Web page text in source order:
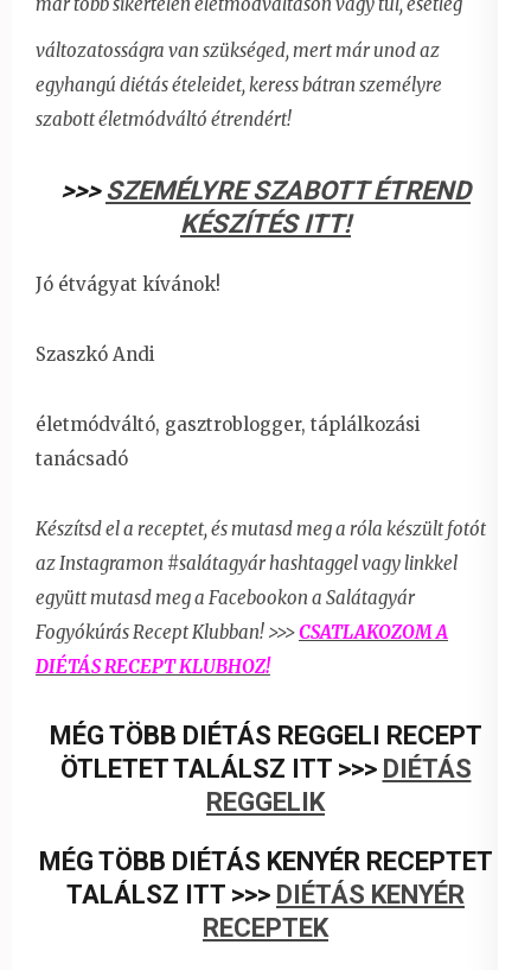
változatosságra van szükséged, mert már unod az
egyhangú diétás ételeidet, keress bátran személyre
szabott életmódváltó étrendért!
>>>SZEMÉLYRE SZABOTT ÉTREND
KÉSZÍTÉS ITT!
Jó étvágyat kívánok!
Szaszkó Andi
életmódváltó, gasztroblogger, táplálkozási
tanácsadó
Készítsd el a receptet, és mutasd meg a róla készült fotót
az Instagramon #salátagyár hashtaggel vagy linkkel
együtt mutasd meg a Facebookon a Salátagyár
Fogyókúrás Recept Klubban! >>>CSATLAKOZOM A
DIÉTÁS RECEPT KLUBHOZ!
MÉG TÖBB DIÉTÁS REGGELI RECEPT
ÖTLETET TALÁLSZ ITT >>> DIÉTÁS
REGGELIK
MÉG TÖBB DIÉTÁS KENYÉR RECEPTET
TALÁLSZ ITT >>> DIÉTÁS KENYÉR
RECEPTEK